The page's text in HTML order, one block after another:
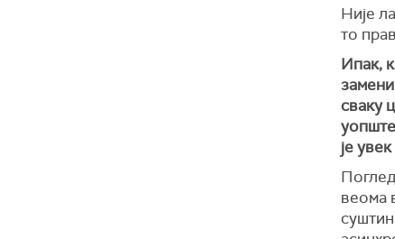
Није
то
Ипак,
сваку
је
веома